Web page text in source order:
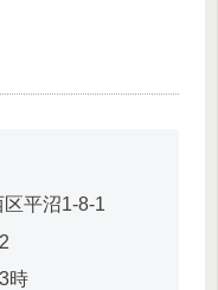
平沼1-8-1
時